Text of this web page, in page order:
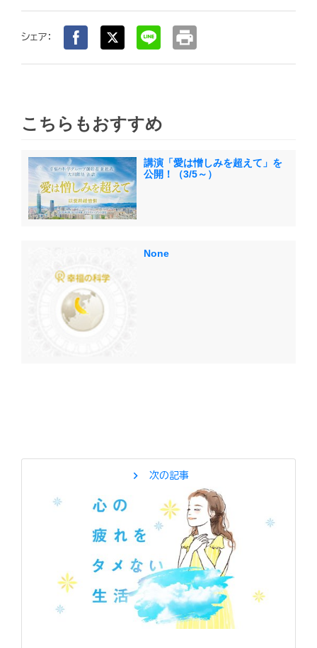
シェア： print
こちらもおすすめ
講演「愛は憎しみを超えて」を
公開！（3/5～）
None
chevron_right 次の記事